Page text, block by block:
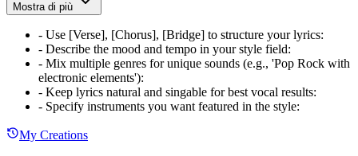
Mostra di più
- Use [Verse], [Chorus], [Bridge] to structure your lyrics:
- Describe the mood and tempo in your style field:
- Mix multiple genres for unique sounds (e.g., 'Pop Rock with
electronic elements'):
- Keep lyrics natural and singable for best vocal results:
- Specify instruments you want featured in the style:
My Creations